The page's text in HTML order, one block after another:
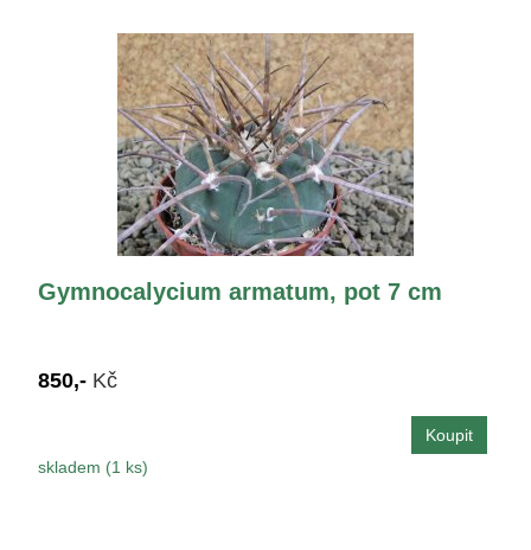
Gymnocalycium armatum, pot 7 cm
850,- Kč
skladem (1 ks)